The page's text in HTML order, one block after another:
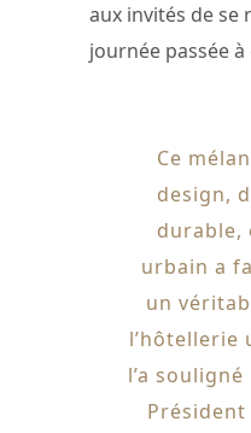
aux invités de se
journée passée
Ce
design,
durable,
urbain a
un
l’hôtellerie
l’a
Président